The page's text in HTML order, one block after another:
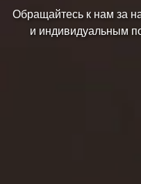
Обращайтесь к нам за
и индивидуальным